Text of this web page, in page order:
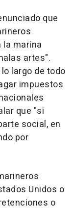
que
marina
artes".
largo de todo
impuestos
que "si
social, en
por
Unidos o
o